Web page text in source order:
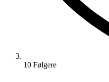
10 Følgere